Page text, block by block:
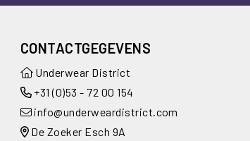
CONTACTGEGEVENS
Underwear District
+31 (0)53 - 72 00 154
info@underweardistrict.com
De Zoeker Esch 9A